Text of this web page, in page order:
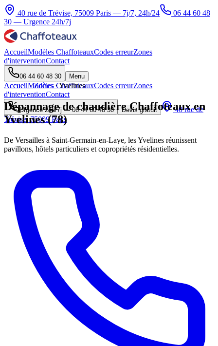
40 rue de Trévise, 75009 Paris — 7j/7, 24h/24
06 44 60 48
30 — Urgence 24h/7j
AccueilModèles ChaffoteauxCodes erreurZones
d'interventionContact
06 44 60 48 30 Menu
AccueilModèles ChaffoteauxCodes erreurZones
d'interventionContact
Urgence 24h/7j —06 44 60 48 30 Devis gratuit
40 rue de
Trévise, 75009 Paris
Accueil·Zones·Yvelines
Dépannage de chaudière Chaffoteaux en
Yvelines (78)
De Versailles à Saint-Germain-en-Laye, les Yvelines réunissent
pavillons, hôtels particuliers et copropriétés résidentielles.